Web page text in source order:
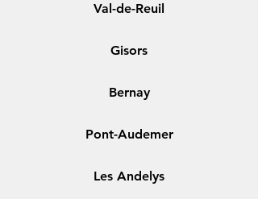
Val-de-Reuil
Gisors
Bernay
Pont-Audemer
Les Andelys